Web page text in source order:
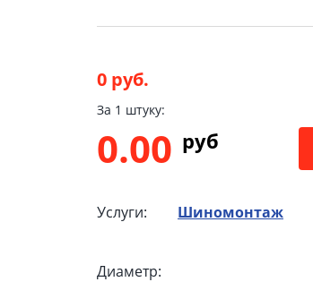
0 руб.
За 1 штуку:
0.00 pуб
Услуги: Шиномонтаж
Диаметр: